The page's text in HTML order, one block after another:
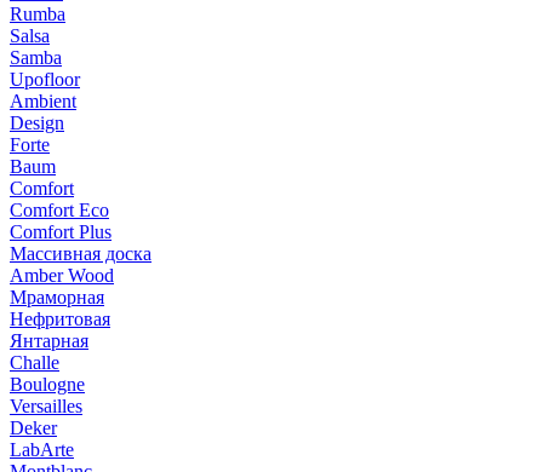
Rumba
Salsa
Samba
Upofloor
Ambient
Design
Forte
Baum
Comfort
Comfort Eco
Comfort Plus
Массивная доска
Amber Wood
Мраморная
Нефритовая
Янтарная
Challe
Boulogne
Versailles
Deker
LabArte